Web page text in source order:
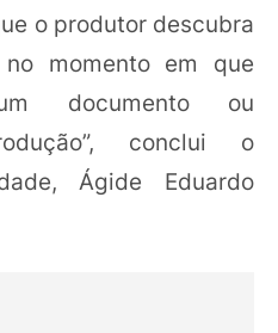
o produtor descubra
momento em que
documento ou
conclui o
Ágide Eduardo